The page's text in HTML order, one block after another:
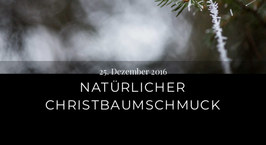
25. Dezember 2016
NATÜRLICHER
CHRISTBAUMSCHMUCK